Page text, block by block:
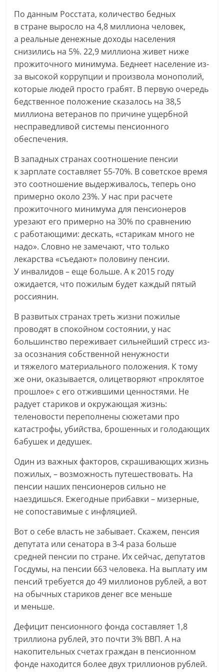
По данным Росстата, количество бедных
в стране выросло на 4,8 миллиона человек,
а реальные денежные доходы населения
снизились на 5%. 22,9 миллиона живет ниже
прожиточного минимума. Беднеет население из-
за высокой коррупции и произвола монополий,
которые людей просто грабят. В первую очередь
бедственное положение сказалось на 38,5
миллиона ветеранов по причине ущербной
несправедливой системы пенсионного
обеспечения.
В западных странах соотношение пенсии
к зарплате составляет 55-70%. В советское время
это соотношение выдерживалось, теперь оно
примерно около 23%. У нас при расчете
прожиточного минимума для пенсионеров
урезают его примерно на 30% по сравнению
с работающими: дескать, «старикам много не
надо». Словно не замечают, что только
лекарства «съедают» половину пенсии.
У инвалидов – еще больше. А к 2015 году
ожидается, что пожилым будет каждый пятый
россиянин.
В развитых странах треть жизни пожилые
проводят в спокойном состоянии, у нас
большинство переживает сильнейший стресс из-
за осознания собственной ненужности
и тяжелого материального положения. К тому
же они, оказывается, олицетворяют «проклятое
прошлое» с его отжившими ценностями. Не
радует стариков и окружающая жизнь:
теленовости переполнены сюжетами про
катастрофы, убийства, брошенных и голодающих
бабушек и дедушек.
Один из важных факторов, скрашивающих жизнь
пожилых, – возможность путешествовать. На
пенсии наших пенсионеров сильно не
наездишься. Ежегодные прибавки – мизерные,
не сопоставимые с инфляцией.
Вот о себе власть не забывает. Скажем, пенсия
депутата или сенатора в 3-4 раза больше
средней пенсии по стране. Их сейчас, депутатов
Госдумы, на пенсии 663 человека. На выплату им
пенсий требуется до 49 миллионов рублей, а вот
на обычных стариков денег все меньше
и меньше.
Дефицит пенсионного фонда составляет 1,8
триллиона рублей, это почти 3% ВВП. А на
накопительных счетах граждан в пенсионном
фонде находится более двух триллионов рублей.